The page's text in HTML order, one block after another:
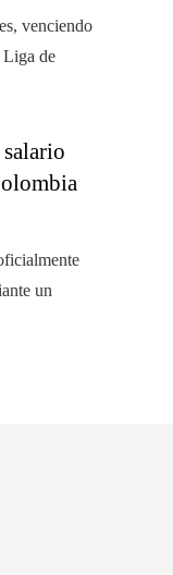
venciendo
Liga de
un